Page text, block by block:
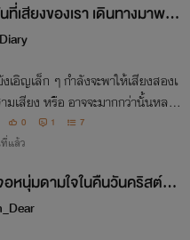
ที่เสียงของเรา เดินทางมาพบ
อ่านฟรีจนกว่าจะอัพจบ
เอิญเล็ก ๆ กำลังจะพาให้เสียงสองเ
มเสียง หรือ อาจจะมากกว่านั้นหลาย
าพบกันกับเรื่องราวของ “ วันแรกที่เ
งเรามาพบกัน ” Youtube : Airi's
0 1 7
แล้ว
อหนุ่มดามใจในคืนวันคริสต์มา
special)🎄